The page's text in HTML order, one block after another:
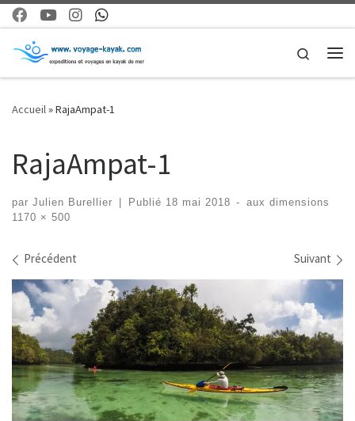
Skip to content
Search
Accueil»RajaAmpat-1
RajaAmpat-1
par Julien Burellier Publié 18 mai 2018 -
aux dimensions
1170 × 500
Navigation dans les images
Précédent Suivant